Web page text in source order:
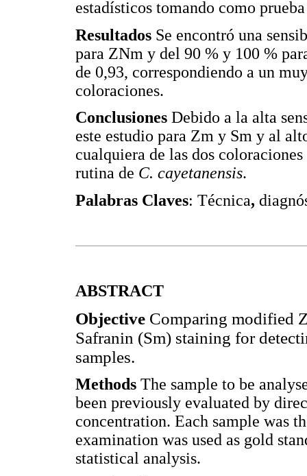
estadísticos tomando como
Resultados Se encontró una
para ZNm y del 90 % y 100 %
de 0,93, correspondiendo a un
coloraciones.
Conclusiones Debido a la alta
este estudio para Zm y Sm y al
cualquiera de las dos
rutina de C. cayetanensis.
Palabras Claves: Técnica,
ABSTRACT
Objective Comparing modified
Safranin (Sm) staining for
samples.
Methods The sample to be
been previously evaluated by
concentration. Each sample was
examination was used as gold
statistical analysis.